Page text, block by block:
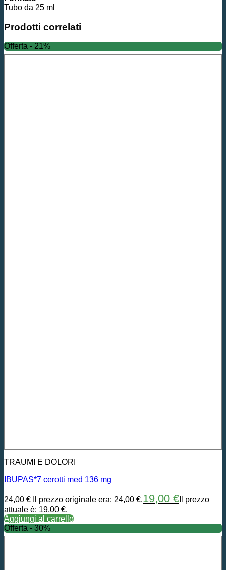
Tubo da 25 ml
Prodotti correlati
Offerta - 21%
TRAUMI E DOLORI
IBUPAS*7 cerotti med 136 mg
24,00€ Il prezzo originale era: 24,00 €.19,00 € Il prezzo
attuale è: 19,00 €.
Aggiungi al carrello
Offerta - 30%